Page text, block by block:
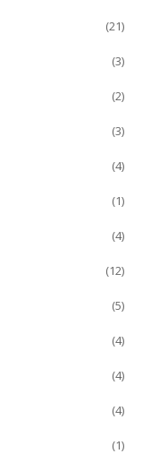
(21)
(3)
(2)
(3)
(4)
(1)
(4)
(12)
(5)
(4)
(4)
(4)
(1)